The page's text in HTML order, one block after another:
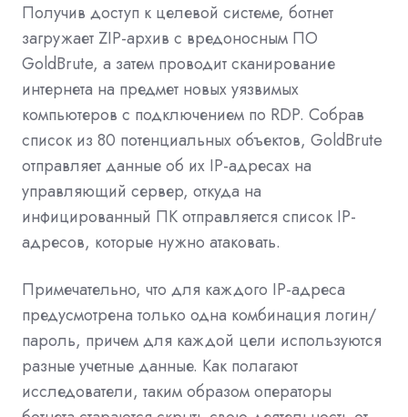
Получив доступ к целевой системе, ботнет
загружает ZIP-архив с вредоносным ПО
GoldBrute, а затем проводит сканирование
интернета на предмет новых уязвимых
компьютеров с подключением по RDP. Собрав
список из 80 потенциальных объектов, GoldBrute
отправляет данные об их IP-адресах на
управляющий сервер, откуда на
инфицированный ПК отправляется список IP-
адресов, которые нужно атаковать.
Примечательно, что для каждого IP-адреса
предусмотрена только одна комбинация логин/
пароль, причем для каждой цели используются
разные учетные данные. Как полагают
исследователи, таким образом операторы